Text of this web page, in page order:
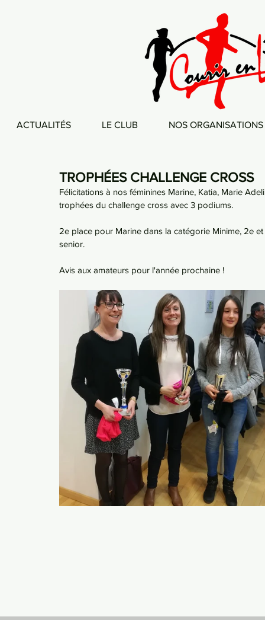
ACTUALITÉS LE CLUB NOS ORGANISATIONS
TROPHÉES CHALLENGE CROSS
Félicitations à nos féminines Marine, Katia, Marie
trophées du challenge cross avec 3 podiums.
2e place pour Marine dans la catégorie Minime, 2e
senior.
Avis aux amateurs pour l'année prochaine !